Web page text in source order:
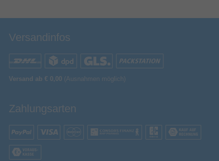
Versandinfos
Versand ab € 0,00 (Ausnahmen möglich)
Zahlungsarten